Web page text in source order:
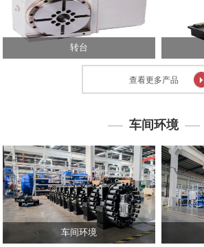
术
中
心
人
力
资
源
联
转台
查看更多产品
车间环境
车间环境